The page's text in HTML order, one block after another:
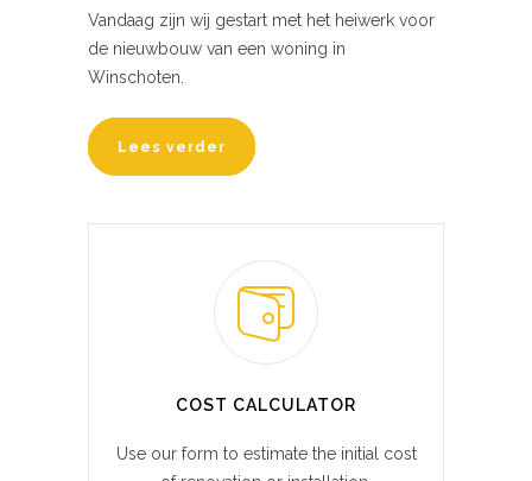
Vandaag zijn wij gestart met het heiwerk voor
de nieuwbouw van een woning in
Winschoten.
Lees verder
COST CALCULATOR
Use our form to estimate the initial cost